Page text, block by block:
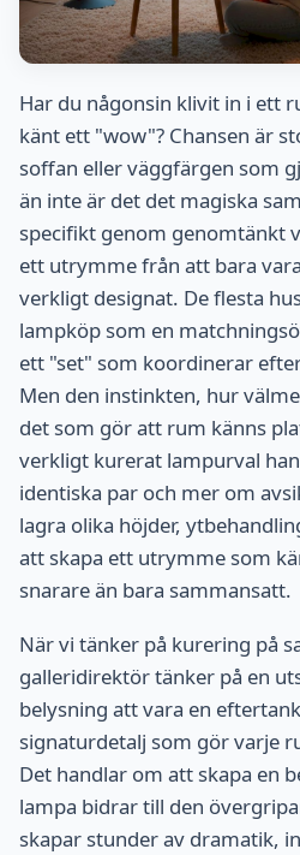
Har du någonsin klivit in i ett
känt ett "wow"? Chansen är
soffan eller väggfärgen som
än inte är det det magiska
specifikt genom genomtänkt
ett utrymme från att bara
verkligt designat. De flesta
lampköp som en
ett "set" som koordinerar
Men den instinkten, hur
det som gör att rum känns
verkligt kurerat lampurval
identiska par och mer om
lagra olika höjder,
att skapa ett utrymme som
snarare än bara sammansatt.
När vi tänker på kurering på
galleridirektör tänker på en
belysning att vara en
signaturdetalj som gör varje
Det handlar om att skapa en
lampa bidrar till den
skapar stunder av dramatik,